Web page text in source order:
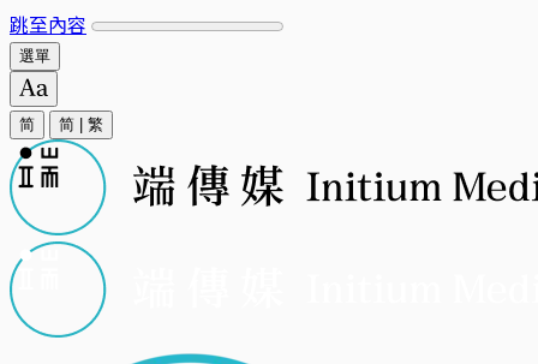
跳至內容
選單
简 简 繁